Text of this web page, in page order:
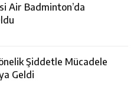
Air Badminton’da
Şiddetle Mücadele
Geldi